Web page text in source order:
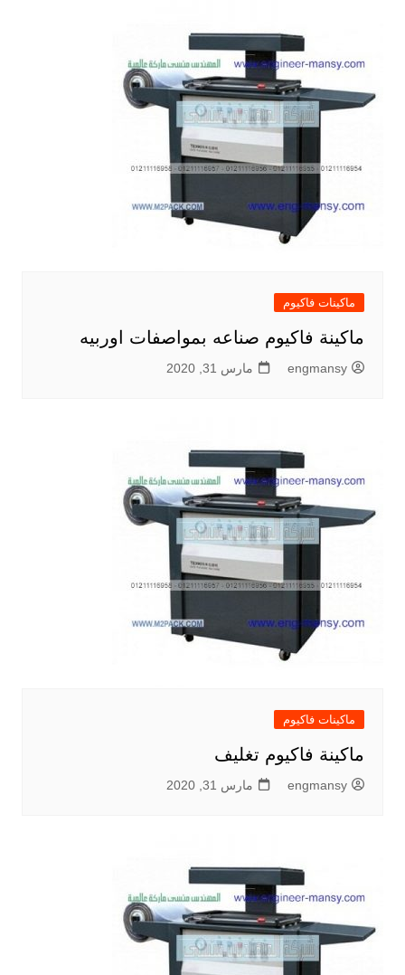
ماكينات فاكيوم
ماكينة فاكيوم صناعه بمواصفات اوربيه
engmansy مارس 31, 2020
ماكينات فاكيوم
ماكينة فاكيوم تغليف
engmansy مارس 31, 2020